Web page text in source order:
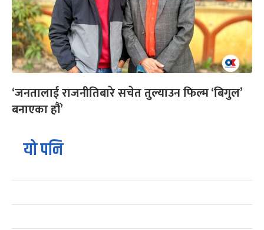
‘जनतालाई राजनीतिबारे सचेत तुल्याउन फिल्म ‘बिगुल’
बनाएका हौं’
यो पनि